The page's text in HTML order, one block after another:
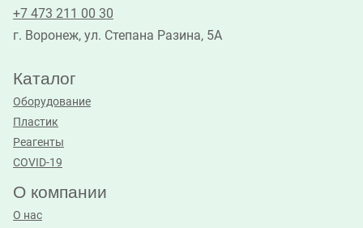
+7 473 211 00 30
г. Воронеж, ул. Степана Разина, 5А
Каталог
Оборудование
Пластик
Реагенты
COVID-19
О компании
О нас